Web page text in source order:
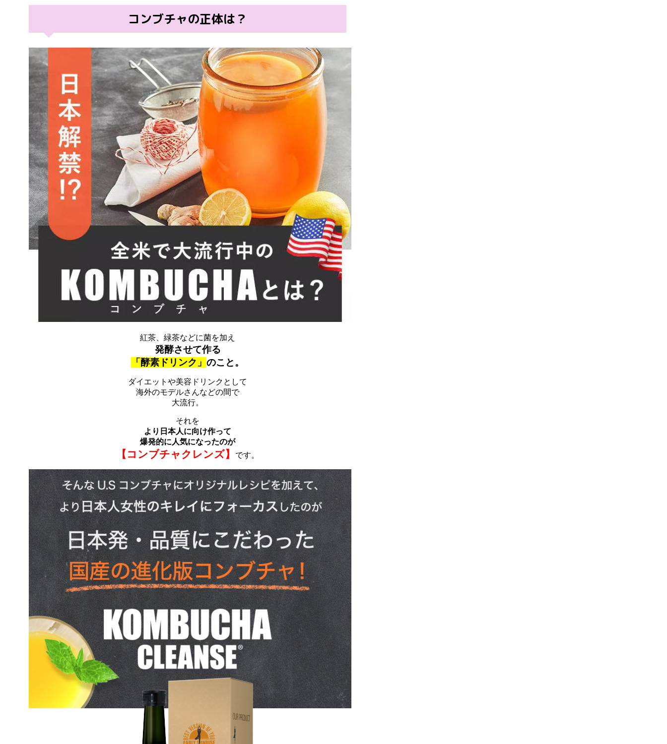
コンブチャの正体は？
紅茶、緑茶などに菌を加え
発酵させて作る
「酵素ドリンク」 のこと。
ダイエットや美容ドリンクとして
海外のモデルさんなどの間で
大流行。
それを
より日本人に向け作って
爆発的に人気になったのが
【コンブチャクレンズ】 です。